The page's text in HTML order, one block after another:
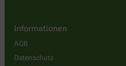
Informationen
AGB
Datenschutz